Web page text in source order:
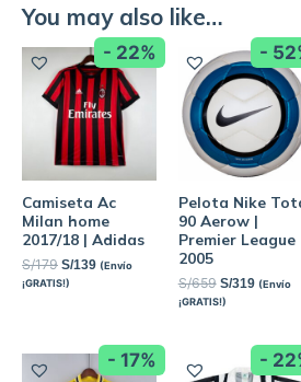
You may also like…
- 22%
Camiseta Ac
Milan home
2017/18 | Adidas
S/179 S/139 (Envío
¡GRATIS!)
-
Pelota Nike
90 Aerow |
Premier League
2005
S/659 S/319 (Envío
¡GRATIS!)
- 17% -